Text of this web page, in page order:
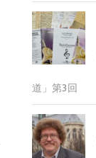
道」第3回